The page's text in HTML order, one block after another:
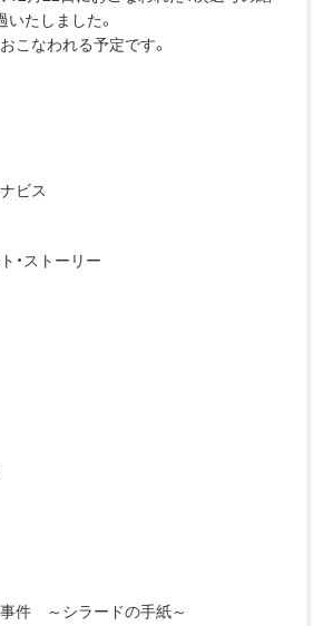
たしました。
こなわれる予定です。
ビス
・ストーリー
件 ～シラードの手紙～